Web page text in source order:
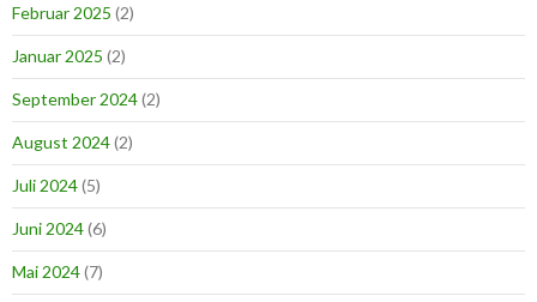
Februar 2025 (2)
Januar 2025 (2)
September 2024(2)
August 2024(2)
Juli 2024(5)
Juni 2024(6)
Mai 2024(7)